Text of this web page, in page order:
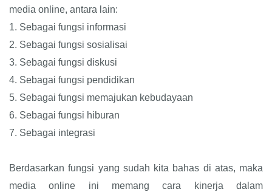
media online, antara lain:
1. Sebagai fungsi informasi
2. Sebagai fungsi sosialisai
3. Sebagai fungsi diskusi
4. Sebagai fungsi pendidikan
5. Sebagai fungsi memajukan kebudayaan
6. Sebagai fungsi hiburan
7. Sebagai integrasi
Berdasarkan fungsi yang sudah kita bahas di atas, maka
media online ini memang cara kinerja dalam